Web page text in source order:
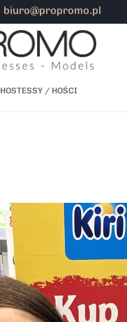
biuro@propromo.pl
HOSTESSY / HOŚCI